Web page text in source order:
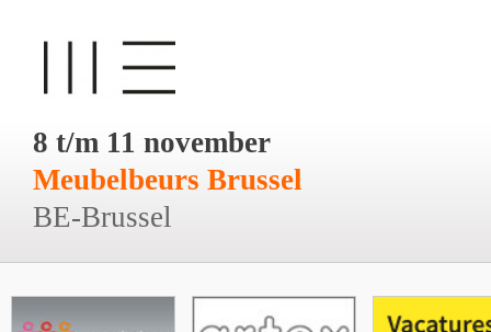
8 t/m 11 november
Meubelbeurs Brussel
BE-Brussel